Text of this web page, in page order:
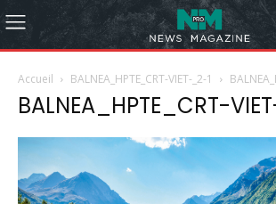
Accueil BALNEA_HPTE_CRT-VIET-_2-1
BALNEA_HPTE_CRT-